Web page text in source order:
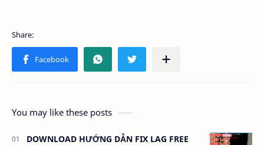
You may like these posts
DOWNLOAD HƯỚNG DẪN FIX LAG FREE